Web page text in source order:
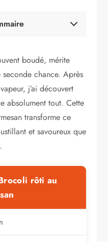
votre recette
feta et menthe : ma…
au rice cooker ou…
: la recette que j'ai…
boudé, mérite
chance. Après
j’ai découvert
absolument tout. Cette
transforme ce
et savoureux que
rôti au